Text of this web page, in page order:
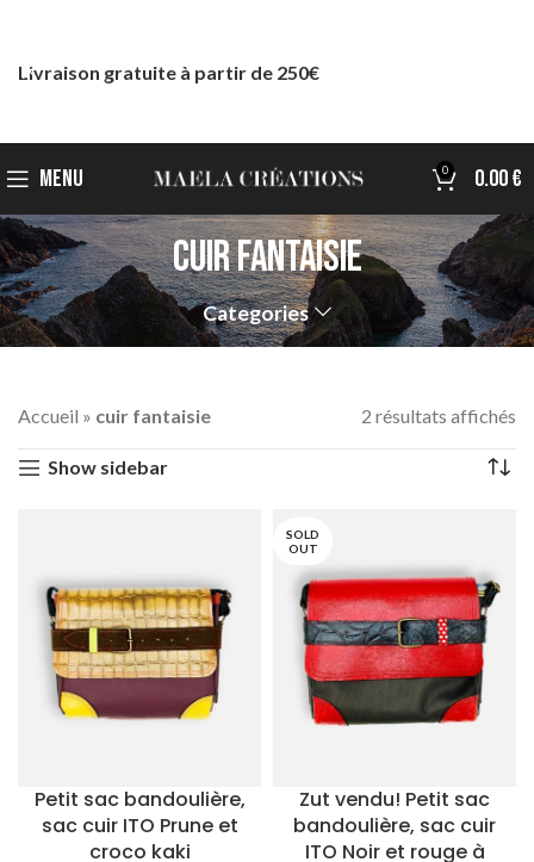
MENU 0 0.00€
cuir fantaisie
Categories
Accueil » cuir fantaisie 2 résultats affichés
Show sidebar
Petit sac bandoulière,
sac cuir ITO Prune et
croco kaki
SOLD
OUT
Zut vendu! Petit sac
bandoulière, sac cuir
ITO Noir et rouge à
Livraison gratuite à partir de 250€